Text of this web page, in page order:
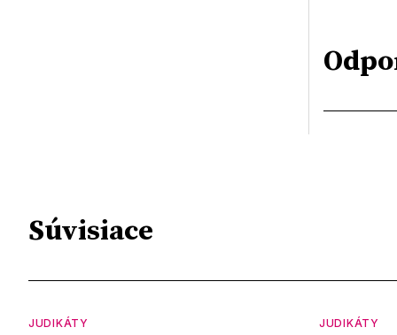
Súvisiace
JUDIKÁTY JUDIKÁTY